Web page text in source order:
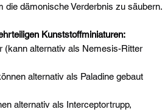
dämonische Verderbnis zu säubern.
Kunststoffminiaturen:
alternativ als Nemesis-Ritter
alternativ als Paladine gebaut
alternativ als Interceptortrupp,